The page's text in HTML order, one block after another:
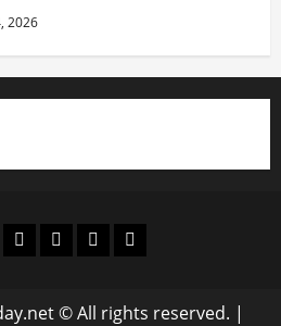
2026
OtomotifEkonomiSosialtentang
today
© All rights reserved. |